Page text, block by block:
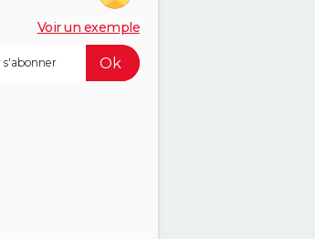
Voir un exemple